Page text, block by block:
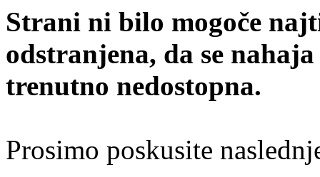
Strani ni bilo mogoče
odstranjena, da se
trenutno nedostopna.
Prosimo poskusite